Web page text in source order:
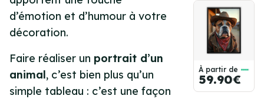
d’émotion et d’humour à votre
décoration.
Faire réaliser un portrait d’un
animal, c’est bien plus qu’un
simple tableau : c’est une façon
À partir de
59.90€